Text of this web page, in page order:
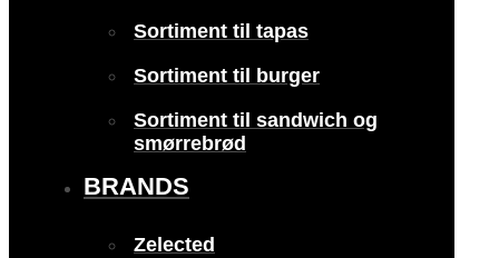
Sortiment til tapas
Sortiment til burger
Sortiment til sandwich og
smørrebrød
BRANDS
Zelected